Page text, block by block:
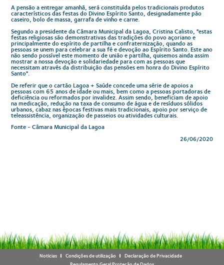
A pensão a entregar amanhã, será constituída pelos tradicionais produtos
característicos das festas do Divino Espírito Santo, designadamente pão
caseiro, bolo de massa, garrafa de vinho e carne.
Segundo a presidente da Câmara Municipal da Lagoa, Cristina Calisto, "estas
festas religiosas são demonstrativas das tradições do povo açoriano e
principalmente do espírito de partilha e confraternização, quando as
pessoas se unem para celebrar a sua fé e devoção ao Espírito Santo. Este ano
não sendo possível este momento de união e partilha, quisemos ainda assim
mostrar a nossa devoção e solidariedade para com as pessoas que
necessitam através da distribuição das pensões em honra do Divino Espírito
Santo".
De referir que o cartão Lagoa + Saúde concede uma série de apoios a
pessoas com 65 anos de idade ou mais, bem como a pessoas portadoras de
deficiência ou reformados por invalidez. Assim sendo, beneficiam de apoio
na medicação, redução na taxa de consumo de água e de resíduos sólidos
urbanos, cabaz nas épocas festivas mais tradicionais, apoio por serviço de
teleassistência, organização de passeios ou atividades culturais.
Fonte - Câmara Municipal da Lagoa
26/06/2020
Notícias Condições de utilização
Declaração de Privacidade